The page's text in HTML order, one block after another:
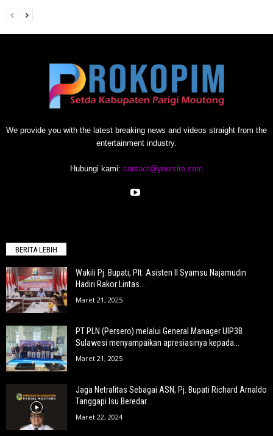
We provide you with the latest breaking news and videos straight from the
entertainment industry.
Hubungi kami: contact@yoursite.com
BERITA LEBIH
Wakili Pj. Bupati, Plt. Asisten II Syamsu Najamudin
Hadiri Rakor Lintas...
Maret 21, 2025
PT PLN (Persero) melalui General Manager UIP3B
Sulawesi menyampaikan apresiasinya kepada...
Maret 21, 2025
Jaga Netralitas Sebagai ASN, Pj. Bupati Richard Arnaldo
Tanggapi Isu Beredar...
Maret 22, 2024